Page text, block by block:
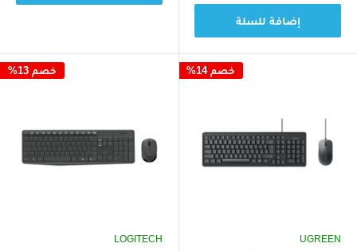
إضافة للسلة
خصم 14%
UGREEN
خصم 13%
LOGITECH